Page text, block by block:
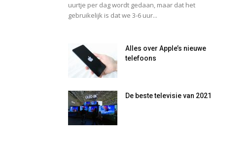
uurtje per dag wordt gedaan, maar dat het
gebruikelijk is dat we 3-6 uur...
Alles over Apple’s nieuwe
telefoons
De beste televisie van 2021